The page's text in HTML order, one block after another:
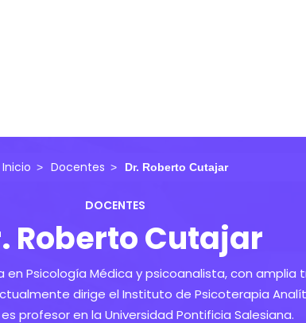
Inicio Docentes Dr. Roberto Cutajar
DOCENTES
Roberto Cutajar
en Psicología Médica y psicoanalista, con amplia
dirige el Instituto de Psicoterapia
profesor en la Universidad Pontificia Salesiana.